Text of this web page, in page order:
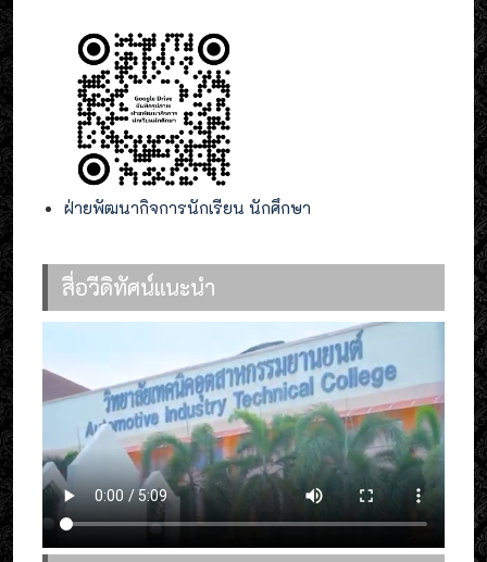
ฝ่ายพัฒนากิจการนักเรียน นักศึกษา
สื่อวีดิทัศน์แนะนำ